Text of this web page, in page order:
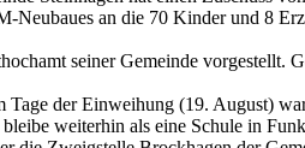
an die 70 Kinder und 8
seiner Gemeinde vorgestellt.
Tage der Einweihung (19. August)
weiterhin als eine Schule in